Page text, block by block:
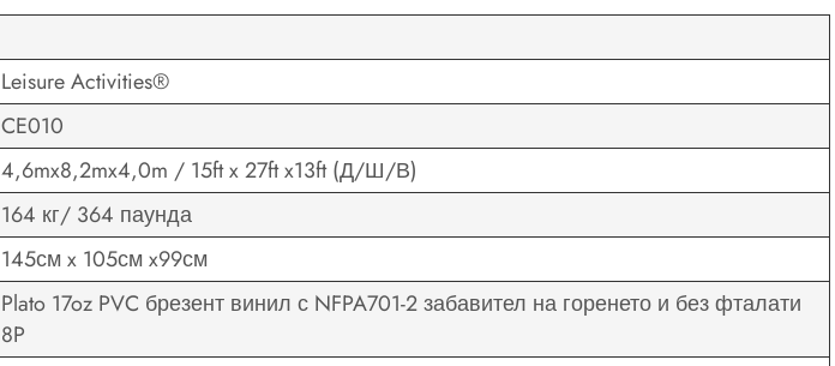
Leisure Activities®
CE010
4,6mx8,2mx4,0m / 15ft x 27ft x13ft (Д/Ш/В)
164 кг/ 364 паунда
145см x 105см x99см
Plato 17oz PVC брезент винил с NFPA701-2 забавител на горенето и без фталати
8P